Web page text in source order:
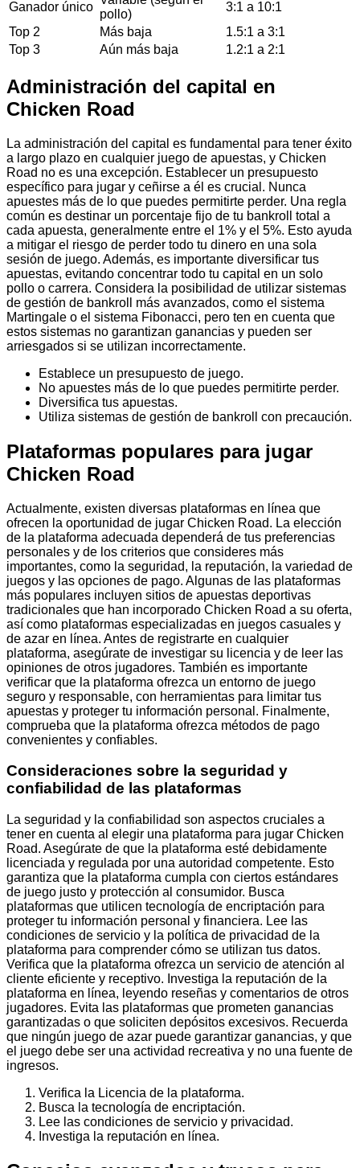
Ganador único
pollo)
3:1 a 10:1
Top 2
Más baja
1.5:1 a 3:1
Top 3
Aún más baja 1.2:1 a 2:1
Administración del capital en
Chicken Road
La administración del capital es fundamental para tener éxito
a largo plazo en cualquier juego de apuestas, y Chicken
Road no es una excepción. Establecer un presupuesto
específico para jugar y ceñirse a él es crucial. Nunca
apuestes más de lo que puedes permitirte perder. Una regla
común es destinar un porcentaje fijo de tu bankroll total a
cada apuesta, generalmente entre el 1% y el 5%. Esto ayuda
a mitigar el riesgo de perder todo tu dinero en una sola
sesión de juego. Además, es importante diversificar tus
apuestas, evitando concentrar todo tu capital en un solo
pollo o carrera. Considera la posibilidad de utilizar sistemas
de gestión de bankroll más avanzados, como el sistema
Martingale o el sistema Fibonacci, pero ten en cuenta que
estos sistemas no garantizan ganancias y pueden ser
arriesgados si se utilizan incorrectamente.
Establece un presupuesto de juego.
No apuestes más de lo que puedes permitirte perder.
Diversifica tus apuestas.
Utiliza sistemas de gestión de bankroll con precaución.
Plataformas populares para jugar
Chicken Road
Actualmente, existen diversas plataformas en línea que
ofrecen la oportunidad de jugar Chicken Road. La elección
de la plataforma adecuada dependerá de tus preferencias
personales y de los criterios que consideres más
importantes, como la seguridad, la reputación, la variedad de
juegos y las opciones de pago. Algunas de las plataformas
más populares incluyen sitios de apuestas deportivas
tradicionales que han incorporado Chicken Road a su oferta,
así como plataformas especializadas en juegos casuales y
de azar en línea. Antes de registrarte en cualquier
plataforma, asegúrate de investigar su licencia y de leer las
opiniones de otros jugadores. También es importante
verificar que la plataforma ofrezca un entorno de juego
seguro y responsable, con herramientas para limitar tus
apuestas y proteger tu información personal. Finalmente,
comprueba que la plataforma ofrezca métodos de pago
convenientes y confiables.
Consideraciones sobre la seguridad y
confiabilidad de las plataformas
La seguridad y la confiabilidad son aspectos cruciales a
tener en cuenta al elegir una plataforma para jugar Chicken
Road. Asegúrate de que la plataforma esté debidamente
licenciada y regulada por una autoridad competente. Esto
garantiza que la plataforma cumpla con ciertos estándares
de juego justo y protección al consumidor. Busca
plataformas que utilicen tecnología de encriptación para
proteger tu información personal y financiera. Lee las
condiciones de servicio y la política de privacidad de la
plataforma para comprender cómo se utilizan tus datos.
Verifica que la plataforma ofrezca un servicio de atención al
cliente eficiente y receptivo. Investiga la reputación de la
plataforma en línea, leyendo reseñas y comentarios de otros
jugadores. Evita las plataformas que prometen ganancias
garantizadas o que soliciten depósitos excesivos. Recuerda
que ningún juego de azar puede garantizar ganancias, y que
el juego debe ser una actividad recreativa y no una fuente de
ingresos.
Verifica la Licencia de la plataforma.
Busca la tecnología de encriptación.
Lee las condiciones de servicio y privacidad.
Investiga la reputación en línea.